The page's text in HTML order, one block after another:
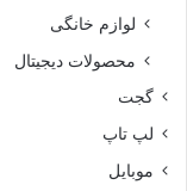
لوازم خانگی
محصولات دیجیتال
گجت
لپ تاپ
موبایل